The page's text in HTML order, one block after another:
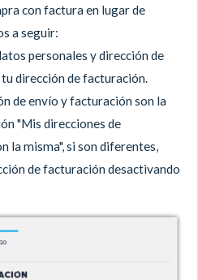
con factura en lugar de
a seguir:
personales y dirección de
dirección de facturación.
de envío y facturación son la
"Mis direcciones de
la misma", si son diferentes,
de facturación desactivando